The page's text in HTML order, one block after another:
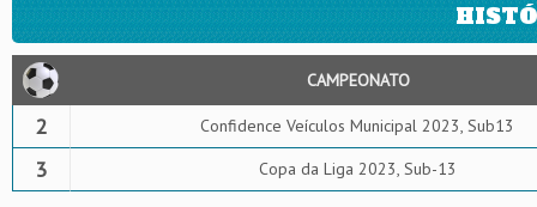
CAMPEONATO
2 Confidence Veículos Municipal 2023, Sub13
3 Copa da Liga 2023, Sub-13